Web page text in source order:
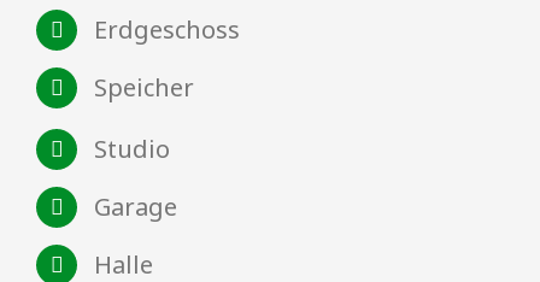
Erdgeschoss
Speicher
Studio
Garage
Halle